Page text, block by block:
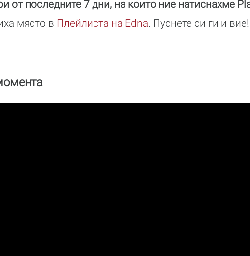
от последните 7 дни, на които ние натиснахме
място в Плейлистa на Edna. Пуснете си ги и вие!